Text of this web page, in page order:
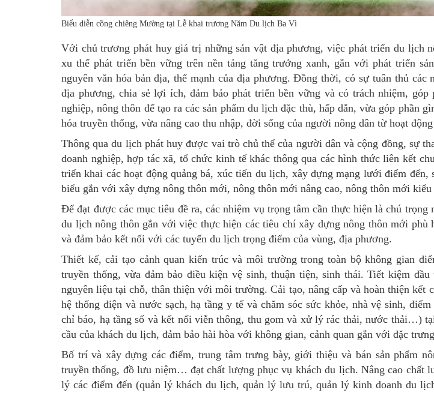
Biểu diễn cồng chiêng Mường tại Lễ khai trương Năm Du lịch Ba Vì
Với chủ trương phát huy giá trị những sản vật địa phương, việc phát triển du lịch
xu thế phát triển bền vững trên nền tảng tăng trưởng xanh, gắn với phát triển
nguyên văn hóa bản địa, thế mạnh của địa phương. Đồng thời, có sự tuân thủ các
địa phương, chia sẻ lợi ích, đảm bảo phát triển bền vững và có trách nhiệm, góp
nghiệp, nông thôn để tạo ra các sản phẩm du lịch đặc thù, hấp dẫn, vừa góp phần
hóa truyền thống, vừa nâng cao thu nhập, đời sống của người nông dân từ hoạt
Thông qua du lịch phát huy được vai trò chủ thể của người dân và cộng đồng, sự
doanh nghiệp, hợp tác xã, tổ chức kinh tế khác thông qua các hình thức liên kết
triển khai các hoạt động quảng bá, xúc tiến du lịch, xây dựng mạng lưới điểm đến,
biểu gắn với xây dựng nông thôn mới, nông thôn mới nâng cao, nông thôn mới kiểu
Để đạt được các mục tiêu đề ra, các nhiệm vụ trọng tâm cần thực hiện là chú trọng
du lịch nông thôn gắn với việc thực hiện các tiêu chí xây dựng nông thôn mới phù
và đảm bảo kết nối với các tuyến du lịch trọng điểm của vùng, địa phương.
Thiết kế, cải tạo cảnh quan kiến trúc và môi trường trong toàn bộ không gian
truyền thống, vừa đảm bảo điều kiện vệ sinh, thuận tiện, sinh thái. Tiết kiệm
nguyên liệu tại chỗ, thân thiện với môi trường. Cải tạo, nâng cấp và hoàn thiện kết
hệ thống điện và nước sạch, hạ tầng y tế và chăm sóc sức khỏe, nhà vệ sinh,
chỉ báo, hạ tầng số và kết nối viễn thông, thu gom và xử lý rác thải, nước thải…)
cầu của khách du lịch, đảm bảo hài hòa với không gian, cảnh quan gắn với đặc
Bố trí và xây dựng các điểm, trung tâm trưng bày, giới thiệu và bán sản phẩm
truyền thống, đồ lưu niệm… đạt chất lượng phục vụ khách du lịch. Nâng cao chất
lý các điểm đến (quản lý khách du lịch, quản lý lưu trú, quản lý kinh doanh du